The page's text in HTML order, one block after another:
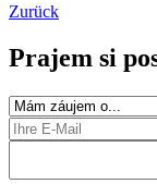
Zurück
Prajem si